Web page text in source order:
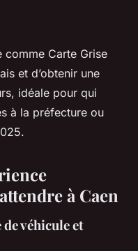
comme Carte Grise
et d’obtenir une
idéale pour qui
à la préfecture ou
à Caen
véhicule et